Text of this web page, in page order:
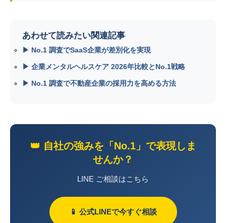
あわせて読みたい関連記事
▶ No.1 調査でSaaS企業が差別化を実現
▶ 企業メンタルヘルスケア 2026年比較とNo.1戦略
▶ No.1 調査で不動産企業の採用力を高める方法
👑 自社の強みを「No.1」で表現しま
せんか？
LINE ご相談はこちら
📱 公式LINEで今すぐ相談